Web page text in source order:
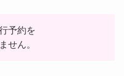
予約を
せん。